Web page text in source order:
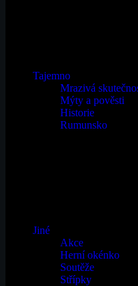
Tajemno
Mrazivá
Mýty a pověsti
Historie
Rumunsko
Jiné
Akce
Herní okénko
Soutěže
Střípky